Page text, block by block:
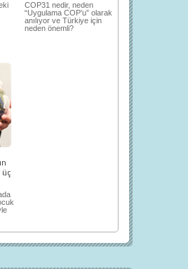
COP31 nedir, neden
“Uygulama COP’u” olarak
anılıyor ve Türkiye için
neden önemli?
üç